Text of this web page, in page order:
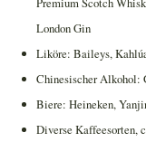
London Gin
Liköre: Baileys,
Chinesischer Alkohol:
Biere: Heineken,
Diverse Kaffeesorten,